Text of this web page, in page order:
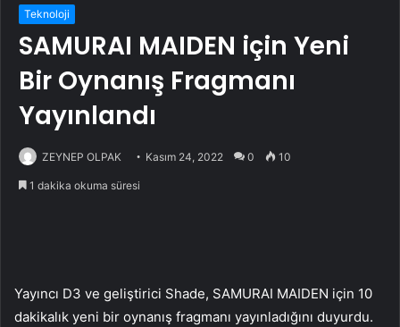
Teknoloji
SAMURAI MAIDEN için Yeni
Bir Oynanış Fragmanı
Yayınlandı
ZEYNEP OLPAK Kasım 24, 2022 0 10
1 dakika okuma süresi
Yayıncı D3 ve geliştirici Shade, SAMURAI MAIDEN için 10
dakikalık yeni bir oynanış fragmanı yayınladığını duyurdu.